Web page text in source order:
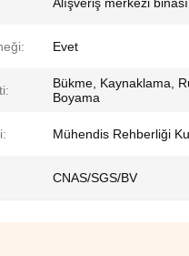
Alışveriş merkezi binası
Evet
Bükme, Kaynaklama,
Boyama
Mühendis Rehberliği
CNAS/SGS/BV